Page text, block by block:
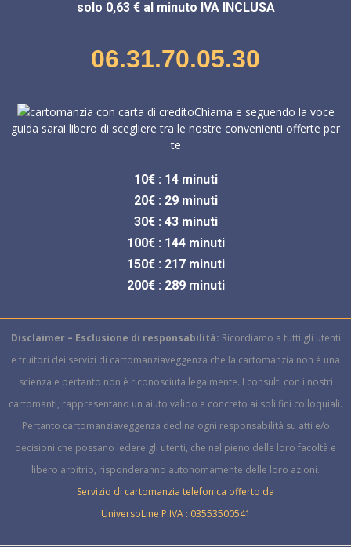
solo 0,63 € al minuto IVA INCLUSA
06.31.70.05.30
Chiama e seguendo la voce
guida sarai libero di scegliere tra le nostre convenienti offerte per
te
10€ : 14 minuti
20€ : 29 minuti
30€ : 43 minuti
100€ : 144 minuti
150€ : 217 minuti
200€ : 289 minuti
Disclaimer – Esclusione di responsabilità: Ricordiamo a tutti gli utenti
e fruitori dei servizi di cartomanziaveggenza che la cartomanzia non è una
scienza e pertanto non è riconosciuta legalmente. I consulti con i nostri
cartomanti, rappresentano un aiuto valido e concreto ai soli fini colloquiali.
Pertanto cartomanziaveggenza declina ogni responsabilità su atti e/o
decisioni che possano ledere gli utenti, che nel pieno delle loro facoltà e
libero arbitrio, risponderanno autonomamente delle loro azioni.
Servizio di cartomanzia telefonica offerto da
UniversoLine P.IVA : 03553500541